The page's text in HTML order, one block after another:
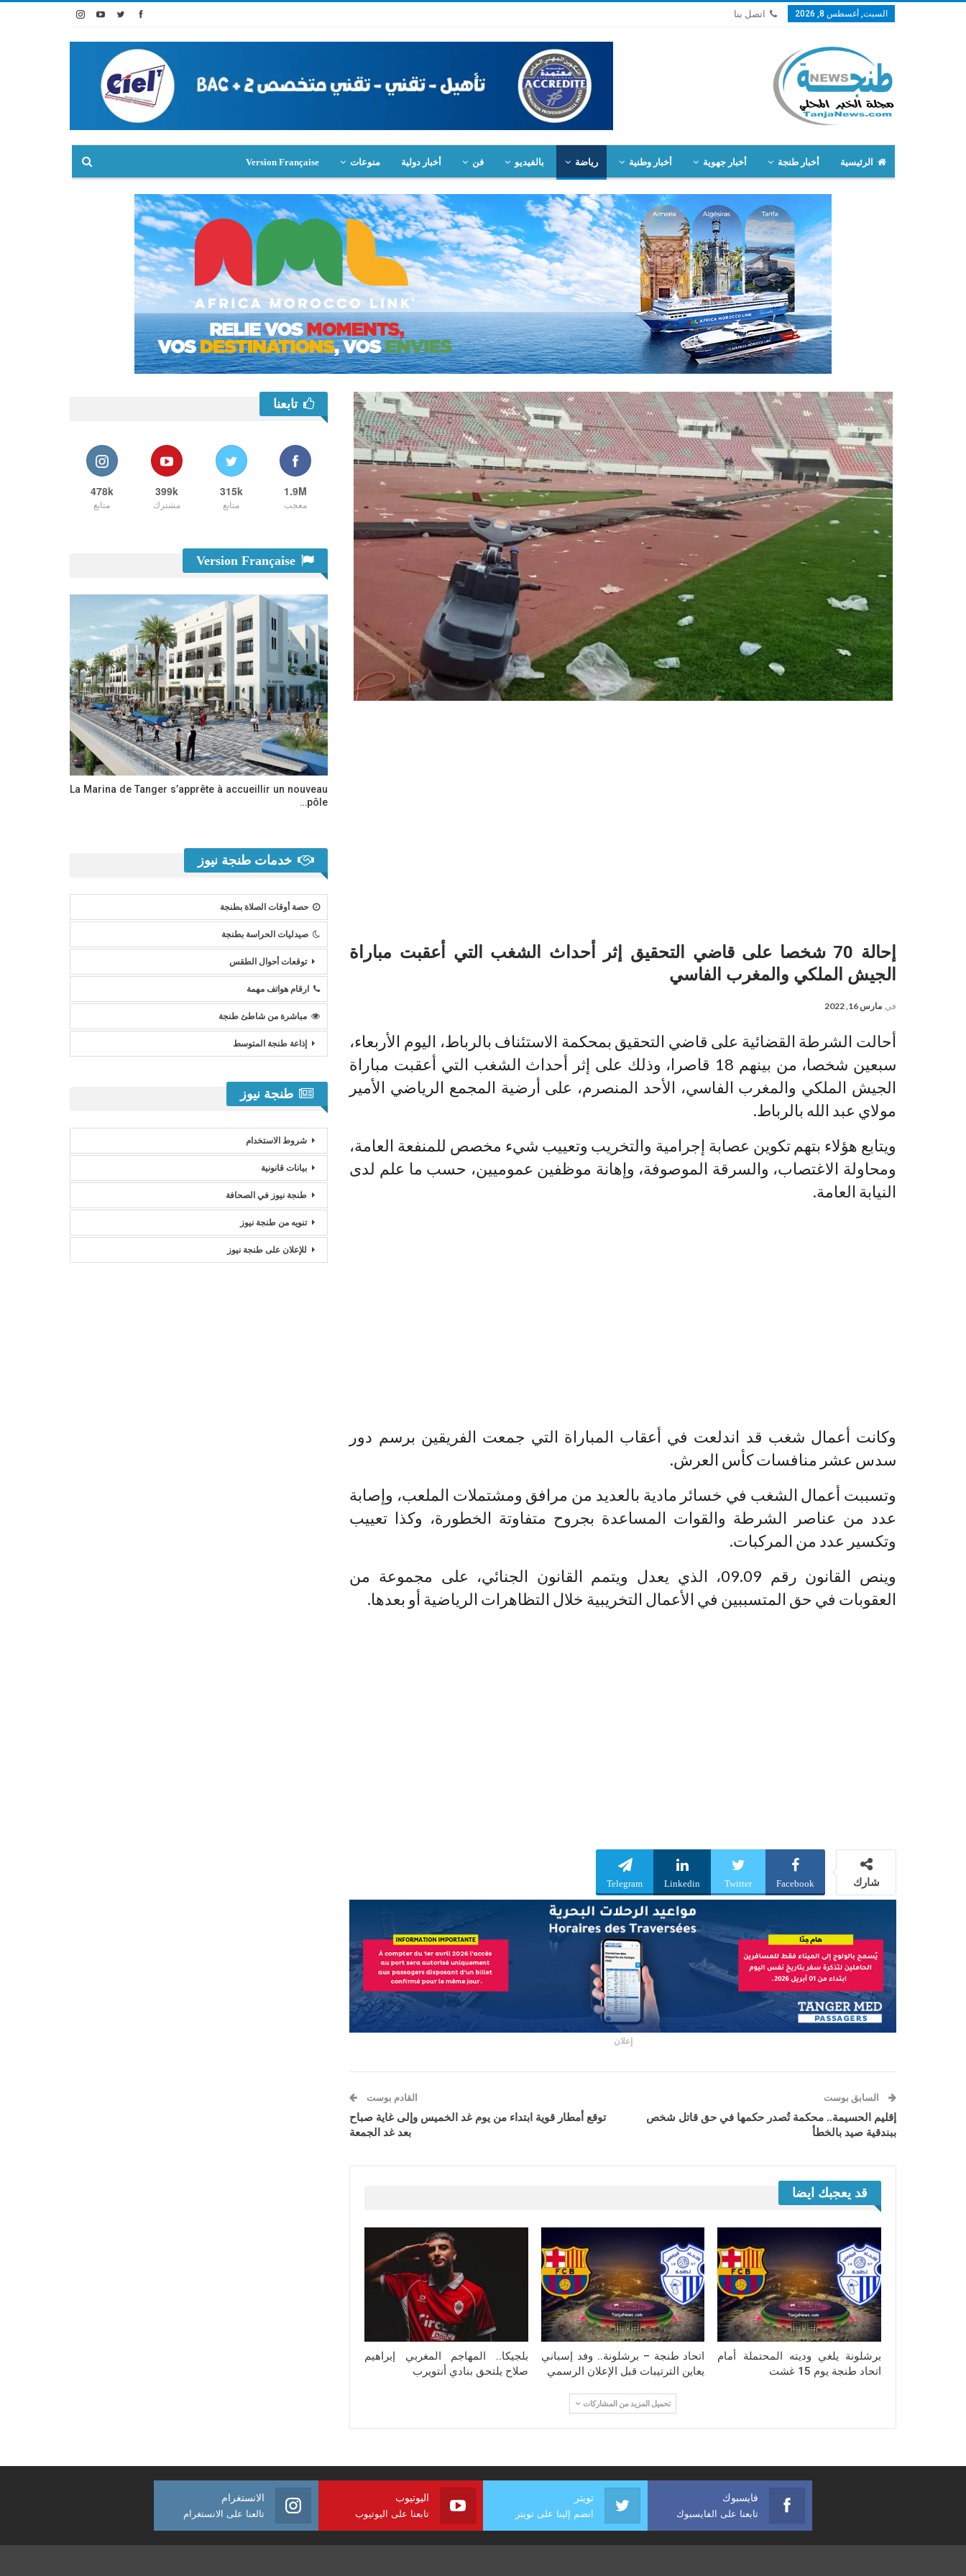
السبت, أغسطس 8, 2026 اتصل بنا
الرئيسية أخبار طنجة أخبار جهوية أخبار وطنية رياضة بالفيديو فن أخبار دولية منوعات Version Française
إحالة 70 شخصا على قاضي التحقيق إثر أحداث الشغب التي أعقبت مباراة
الجيش الملكي والمغرب الفاسي
في مارس 16, 2022
أحالت الشرطة القضائية على قاضي التحقيق بمحكمة الاستئناف بالرباط، اليوم الأربعاء،
سبعين شخصا، من بينهم 18 قاصرا، وذلك على إثر أحداث الشغب التي أعقبت مباراة
الجيش الملكي والمغرب الفاسي، الأحد المنصرم، على أرضية المجمع الرياضي الأمير
مولاي عبد الله بالرباط.
ويتابع هؤلاء بتهم تكوين عصابة إجرامية والتخريب وتعييب شيء مخصص للمنفعة العامة،
ومحاولة الاغتصاب، والسرقة الموصوفة، وإهانة موظفين عموميين، حسب ما علم لدى
النيابة العامة.
وكانت أعمال شغب قد اندلعت في أعقاب المباراة التي جمعت الفريقين برسم دور
سدس عشر منافسات كأس العرش.
وتسببت أعمال الشغب في خسائر مادية بالعديد من مرافق ومشتملات الملعب، وإصابة
عدد من عناصر الشرطة والقوات المساعدة بجروح متفاوتة الخطورة، وكذا تعييب
وتكسير عدد من المركبات.
وينص القانون رقم 09.09، الذي يعدل ويتمم القانون الجنائي، على مجموعة من
العقوبات في حق المتسببين في الأعمال التخريبية خلال التظاهرات الرياضية أو بعدها.
شارك Facebook
Twitter
Linkedin
Telegram
إعلان
السابق بوست
إقليم الحسيمة.. محكمة تُصدر حكمها في حق قاتل شخص
ببندقية صيد بالخطأ
القادم بوست
توقع أمطار قوية ابتداء من يوم غد الخميس وإلى غاية صباح
بعد غد الجمعة
قد يعجبك ايضا
برشلونة يلغي وديته المحتملة أمام
اتحاد طنجة يوم 15 غشت
اتحاد طنجة – برشلونة.. وفد إسباني
يعاين الترتيبات قبل الإعلان الرسمي
بلجيكا.. المهاجم المغربي إبراهيم
صلاح يلتحق بنادي أنتويرب
تحميل المزيد من المشاركات
تابعنا
1.9M
معجب
315k
متابع
399k
مشترك
478k
متابع
La Marina de Tanger s’apprête à accueillir un nouveau
pôle…
خدمات طنجة نيوز
حصة أوقات الصلاة بطنجة
صيدليات الحراسة بطنجة
توقعات أحوال الطقس
ارقام هواتف مهمة
مباشرة من شاطئ طنجة
إذاعة طنجة المتوسط
طنجة نيوز
شروط الاستخدام
بيانات قانونية
طنجة نيوز في الصحافة
تنويه من طنجة نيوز
للإعلان على طنجة نيوز
فايسبوك
تابعنا على الفايسبوك
تويتر
انضم إلينا على تويتر
اليوتيوب
تابعنا على اليوتيوب
الانستغرام
تالعنا على الانستغرام